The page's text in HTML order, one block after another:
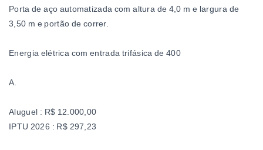
Porta de aço automatizada com altura de 4,0 m e largura de
3,50 m e portão de correr.
Energia elétrica com entrada trifásica de 400
A.
Aluguel : R$ 12.000,00
IPTU 2026 : R$ 297,23